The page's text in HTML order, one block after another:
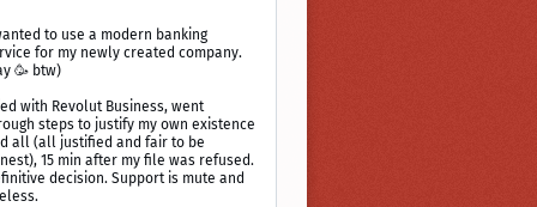
to use a modern banking
for my newly created company.
🥳 btw)
with Revolut Business, went
steps to justify my own existence
all (all justified and fair to be
15 min after my file was refused.
decision. Support is mute and